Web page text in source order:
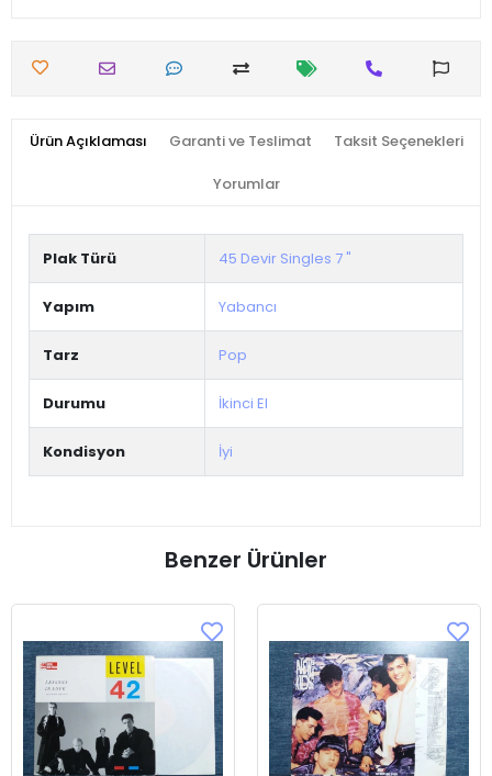
Ürün Açıklaması Garanti ve Teslimat Taksit Seçenekleri
Yorumlar
Plak Türü 45 Devir Singles 7 "
Yapım Yabancı
Tarz Pop
Durumu İkinci El
Kondisyon İyi
Benzer Ürünler